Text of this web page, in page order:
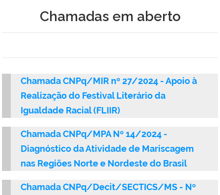
Ministério da Agricultura, Pecuária e Abastecimento
Ministério da Educação
Ministério do Trabalho
Ministério do Desenvolvimento Social
Ministério da Saúde
Chamadas em aberto
Chamada CNPq/MIR nº 27/2024 - Apoio à
Realização do Festival Literário da
Igualdade Racial (FLIIR)
Chamada CNPq/MPA Nº 14/2024 -
Diagnóstico da Atividade de Mariscagem
nas Regiões Norte e Nordeste do Brasil
Chamada CNPq/Decit/SECTICS/MS - Nº